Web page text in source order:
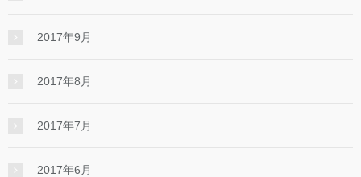
2017年9月
2017年8月
2017年7月
2017年6月